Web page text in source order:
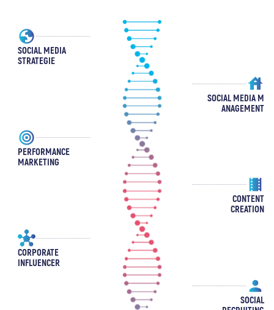
SOCIAL MEDIA
STRATEGIE
PERFORMANCE
MARKETING
CORPORATE
INFLUENCER
SOCIAL MEDIA M
ANAGEMENT
CONTENT
CREATION
SOCIAL